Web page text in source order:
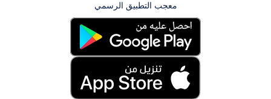
معجب التطبيق الرسمي